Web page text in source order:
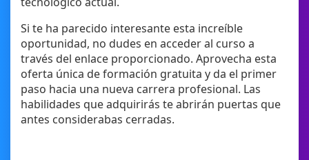
Si te ha parecido interesante esta increíble
oportunidad, no dudes en acceder al curso a
través del enlace proporcionado. Aprovecha esta
oferta única de formación gratuita y da el primer
paso hacia una nueva carrera profesional. Las
habilidades que adquirirás te abrirán puertas que
antes considerabas cerradas.